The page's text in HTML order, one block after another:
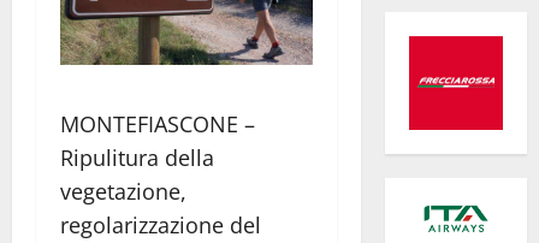
MONTEFIASCONE –
Ripulitura della
vegetazione,
regolarizzazione del